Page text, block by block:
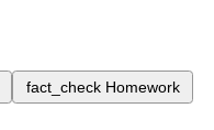
fact_check Homework